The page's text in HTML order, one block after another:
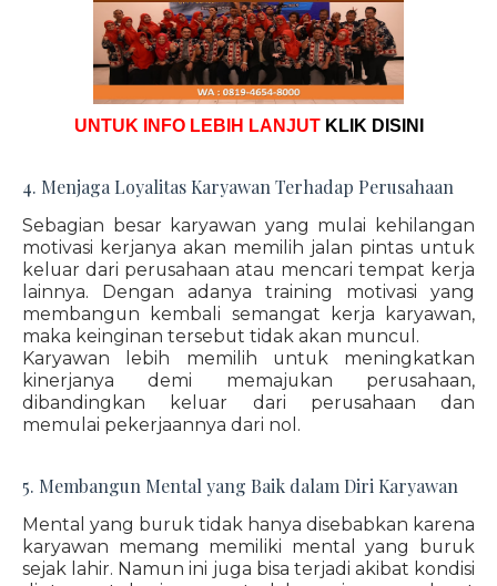
UNTUK INFO LEBIH LANJUT KLIK DISINI
4. Menjaga Loyalitas Karyawan Terhadap Perusahaan
Sebagian besar karyawan yang mulai kehilangan
motivasi kerjanya akan memilih jalan pintas untuk
keluar dari perusahaan atau mencari tempat kerja
lainnya. Dengan adanya training motivasi yang
membangun kembali semangat kerja karyawan,
maka keinginan tersebut tidak akan muncul.
Karyawan lebih memilih untuk meningkatkan
kinerjanya demi memajukan perusahaan,
dibandingkan keluar dari perusahaan dan
memulai pekerjaannya dari nol.
5. Membangun Mental yang Baik dalam Diri Karyawan
Mental yang buruk tidak hanya disebabkan karena
karyawan memang memiliki mental yang buruk
sejak lahir. Namun ini juga bisa terjadi akibat kondisi